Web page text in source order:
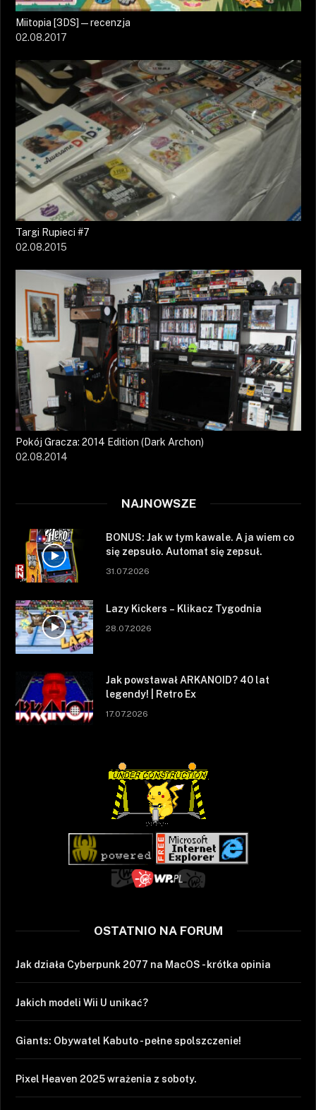
Miitopia [3DS] — recenzja
02.08.2017
Targi Rupieci #7
02.08.2015
Pokój Gracza: 2014 Edition (Dark Archon)
02.08.2014
NAJNOWSZE
BONUS: Jak w tym kawale. A ja wiem co
się zepsuło. Automat się zepsuł.
31.07.2026
Lazy Kickers – Klikacz Tygodnia
28.07.2026
Jak powstawał ARKANOID? 40 lat
legendy! | Retro Ex
17.07.2026
OSTATNIO NA FORUM
Jak działa Cyberpunk 2077 na MacOS - krótka opinia
Jakich modeli Wii U unikać?
Giants: Obywatel Kabuto - pełne spolszczenie!
Pixel Heaven 2025 wrażenia z soboty.